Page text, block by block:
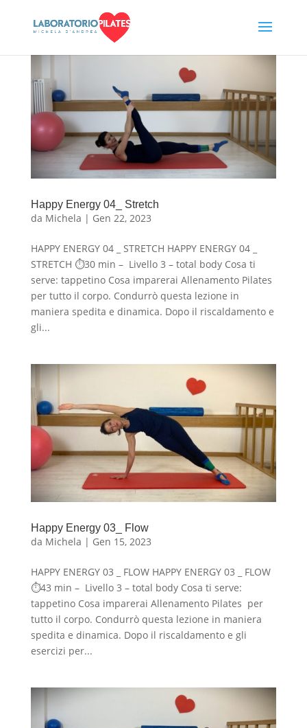
Happy Energy 04_ Stretch
da Michela | Gen 22, 2023
HAPPY ENERGY 04 _ STRETCH HAPPY ENERGY 04 _
STRETCH ⏱30 min – Livello 3 – total body Cosa ti
serve: tappetino Cosa imparerai Allenamento Pilates
per tutto il corpo. Condurrò questa lezione in
maniera spedita e dinamica. Dopo il riscaldamento e
gli...
Happy Energy 03_ Flow
da Michela | Gen 15, 2023
HAPPY ENERGY 03 _ FLOW HAPPY ENERGY 03 _ FLOW
⏱43 min – Livello 3 – total body Cosa ti serve:
tappetino Cosa imparerai Allenamento Pilates per
tutto il corpo. Condurrò questa lezione in maniera
spedita e dinamica. Dopo il riscaldamento e gli
esercizi per...